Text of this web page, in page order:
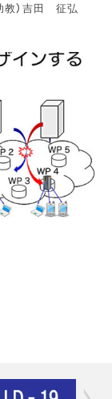
教）吉田 征弘